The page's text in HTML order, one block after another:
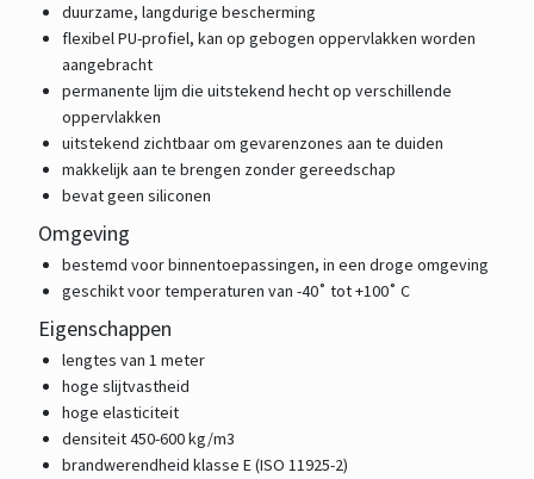
duurzame, langdurige bescherming
flexibel PU-profiel, kan op gebogen oppervlakken worden
aangebracht
permanente lijm die uitstekend hecht op verschillende
oppervlakken
uitstekend zichtbaar om gevarenzones aan te duiden
makkelijk aan te brengen zonder gereedschap
bevat geen siliconen
Omgeving
bestemd voor binnentoepassingen, in een droge omgeving
geschikt voor temperaturen van -40˚ tot +100˚ C
Eigenschappen
lengtes van 1 meter
hoge slijtvastheid
hoge elasticiteit
densiteit 450-600 kg/m3
brandwerendheid klasse E (ISO 11925-2)